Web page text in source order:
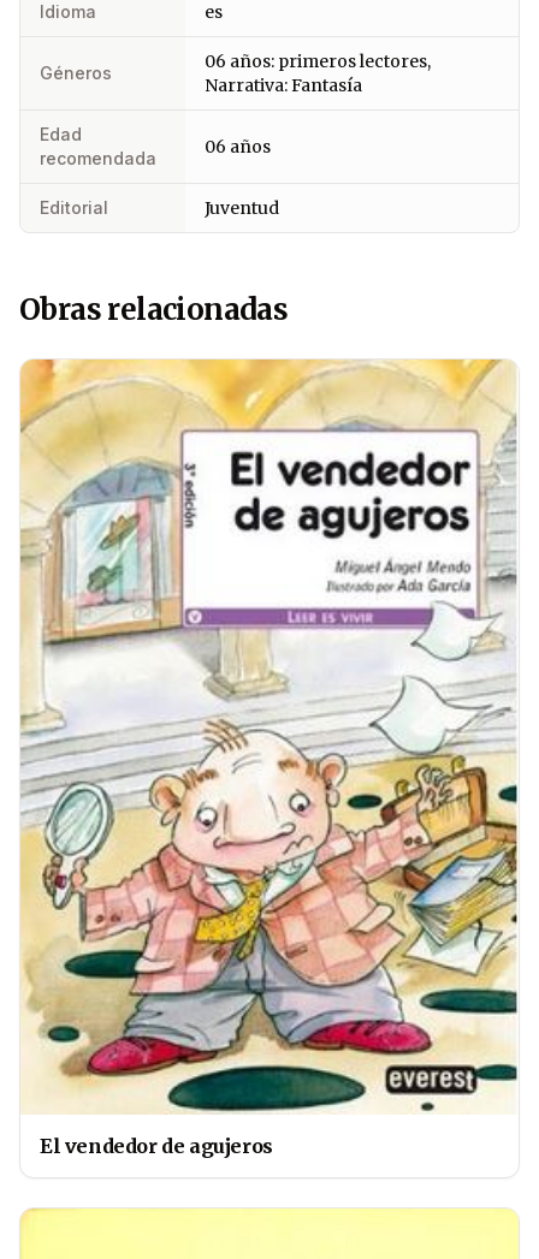
Idioma es
Géneros
06 años: primeros lectores,
Narrativa: Fantasía
Edad
recomendada
06 años
Editorial Juventud
Obras relacionadas
El vendedor de agujeros